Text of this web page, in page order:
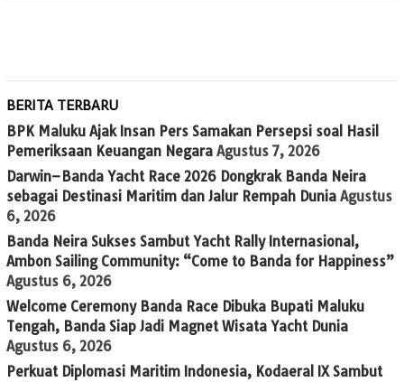
BERITA TERBARU
BPK Maluku Ajak Insan Pers Samakan Persepsi soal Hasil
Pemeriksaan Keuangan Negara Agustus 7, 2026
Darwin–Banda Yacht Race 2026 Dongkrak Banda Neira
sebagai Destinasi Maritim dan Jalur Rempah Dunia Agustus
6, 2026
Banda Neira Sukses Sambut Yacht Rally Internasional,
Ambon Sailing Community: “Come to Banda for Happiness”
Agustus 6, 2026
Welcome Ceremony Banda Race Dibuka Bupati Maluku
Tengah, Banda Siap Jadi Magnet Wisata Yacht Dunia
Agustus 6, 2026
Perkuat Diplomasi Maritim Indonesia, Kodaeral IX Sambut